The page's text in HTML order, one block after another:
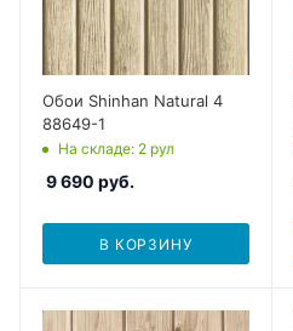
Обои Shinhan Natural 4
88649-1
На складе: 2 рул
9 690 руб.
В КОРЗИНУ